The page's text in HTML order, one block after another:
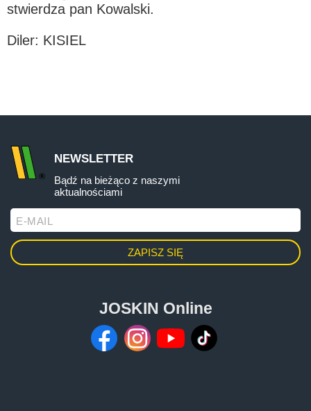
Česká republika
한국의
中文
stwierdza pan Kowalski.
Diler: KISIEL
NEWSLETTER
Bądź na bieżąco z naszymi
aktualnościami
E-MAIL
JOSKIN Online